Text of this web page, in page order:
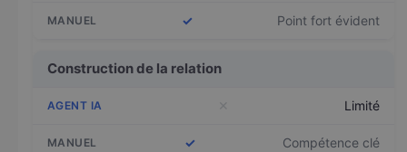
✓ Point fort évident
Construction de la relation
Limité
✓ Compétence clé